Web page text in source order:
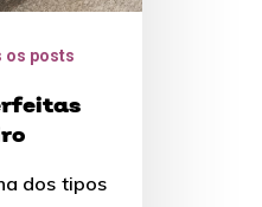
os posts
dos tipos